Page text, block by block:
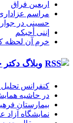
اربعین فراق
مراسم
حسینی در
إننی أحبکم
خرم آن لحظه
وبلاگ
کنفرانس
در حاشیه
بیمارستان
نمایشگاه